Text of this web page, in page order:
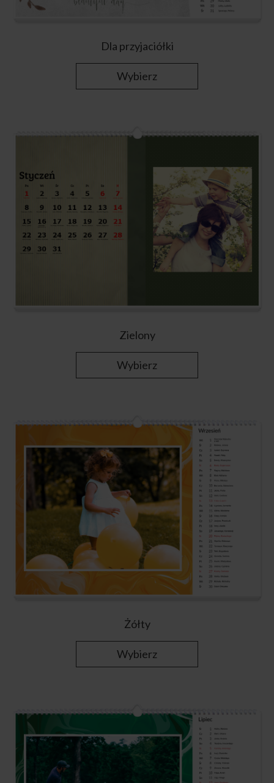
Dla przyjaciółki
Wybierz
Zielony
Wybierz
Żółty
Wybierz